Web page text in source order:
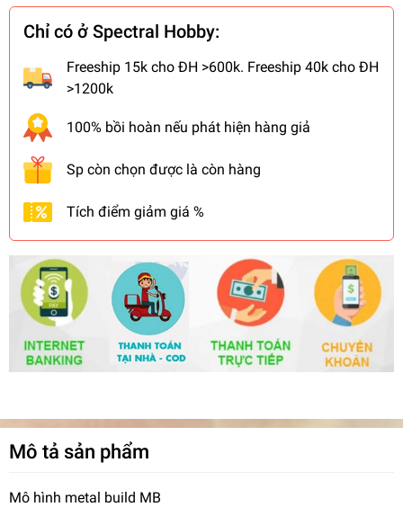
Chỉ có ở Spectral Hobby:
Freeship 15k cho ĐH >600k. Freeship 40k cho ĐH
>1200k
100% bồi hoàn nếu phát hiện hàng giả
Sp còn chọn được là còn hàng
Tích điểm giảm giá %
Mô tả sản phẩm
Mô hình metal build MB